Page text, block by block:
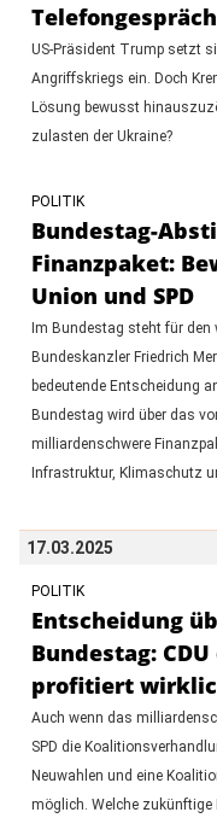
US-Präsident Trump setzt
Angriffskriegs ein. Doch
Lösung bewusst
zulasten der Ukraine?
POLITIK
Bundestag-
Finanzpaket:
Union und SPD
Im Bundestag steht für
Bundeskanzler Friedrich
bedeutende Entscheidung
Bundestag wird über das
milliardenschwere
Infrastruktur, Klimaschutz
17.03.2025
POLITIK
Entscheidung
Bundestag:
profitiert
Auch wenn das
SPD die
Neuwahlen und eine
möglich. Welche zukünftige